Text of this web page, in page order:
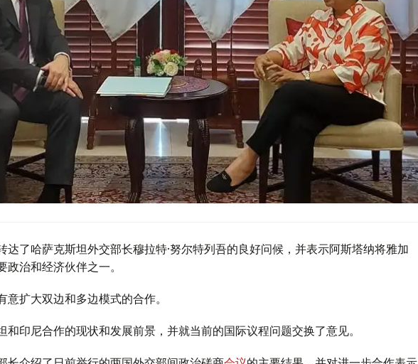
达了哈萨克斯坦外交部长穆拉特·努尔特列吾的良好问候，并表示阿斯塔纳将雅加
治和经济伙伴之一。
扩大双边和多边模式的合作。
和印尼合作的现状和发展前景，并就当前的国际议程问题交换了意见。